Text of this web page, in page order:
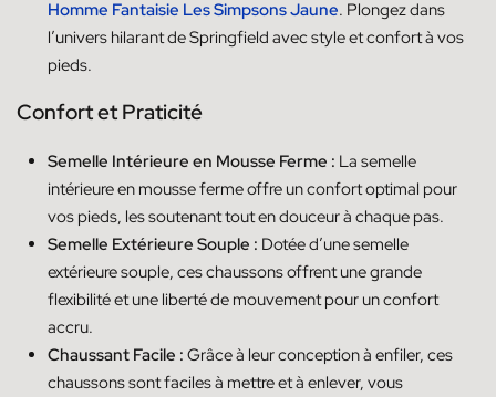
Homme Fantaisie Les Simpsons Jaune. Plongez dans
l’univers hilarant de Springfield avec style et confort à vos
pieds.
Confort et Praticité
Semelle Intérieure en Mousse Ferme : La semelle
intérieure en mousse ferme offre un confort optimal pour
vos pieds, les soutenant tout en douceur à chaque pas.
Semelle Extérieure Souple : Dotée d’une semelle
extérieure souple, ces chaussons offrent une grande
flexibilité et une liberté de mouvement pour un confort
accru.
Chaussant Facile : Grâce à leur conception à enfiler, ces
chaussons sont faciles à mettre et à enlever, vous